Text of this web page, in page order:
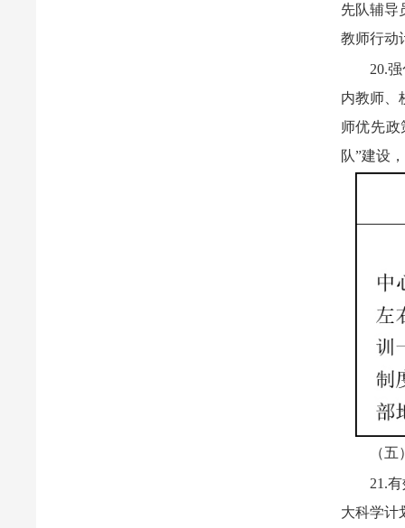
先队辅导
教师行动
20.
内教师、
师优先政
队”建设
（
21.
大科学计